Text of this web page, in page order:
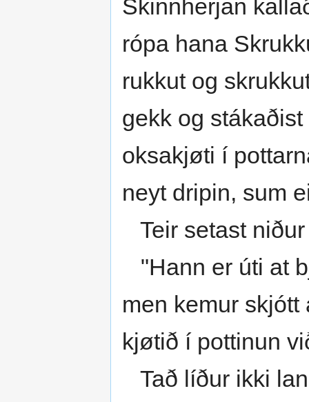
Skinnherjan
rópa hana
rukkut og
gekk og
oksakjøti í
neyt dripin, sum
Teir setast
"Hann er úti at
men kemur
kjøtið í pottinun
Tað líður ikki